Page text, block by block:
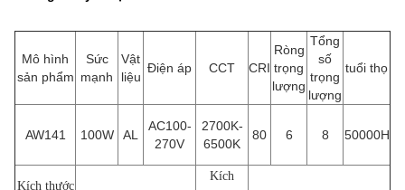
Mô hình
sản phẩm
Sức
mạnh
Vật
liệu
Điện áp CCT CRI
Ròng
trọng
lượng
Tổng
số
trọng
lượng
tuổi thọ
AW141 100W AL
AC100-
270V
2700K-
6500K
80 6 8 50000H
Kích thước
Kích